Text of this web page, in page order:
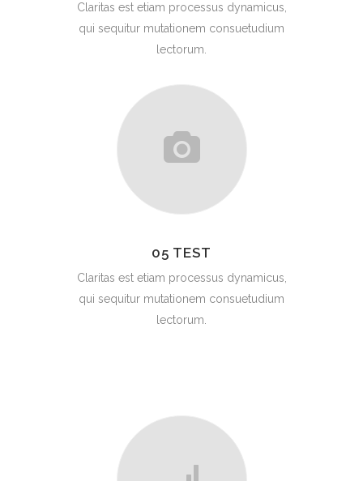
Claritas est etiam processus dynamicus,
qui sequitur mutationem consuetudium
lectorum.
05 TEST
Claritas est etiam processus dynamicus,
qui sequitur mutationem consuetudium
lectorum.